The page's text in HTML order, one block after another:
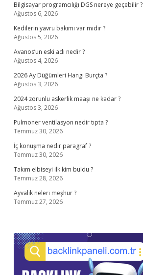
Bilgisayar programcılığı DGS nereye geçebilir ?
Ağustos 6, 2026
Kedilerin yavru bakımı var mıdır ?
Ağustos 5, 2026
Avanos’un eski adı nedir ?
Ağustos 4, 2026
2026 Ay Düğümleri Hangi Burçta ?
Ağustos 3, 2026
2024 zorunlu askerlik maaşı ne kadar ?
Ağustos 3, 2026
Pulmoner ventilasyon nedir tıpta ?
Temmuz 30, 2026
İç konuşma nedir paragraf ?
Temmuz 30, 2026
Takım elbiseyi ilk kim buldu ?
Temmuz 28, 2026
Ayvalık neleri meşhur ?
Temmuz 27, 2026